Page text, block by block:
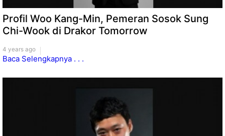
Profil Woo Kang-Min, Pemeran Sosok Sung
Chi-Wook di Drakor Tomorrow
4 years ago
Baca Selengkapnya . . .